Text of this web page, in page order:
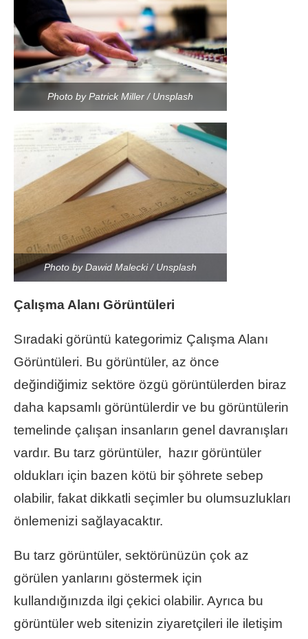
Photo by Patrick Miller / Unsplash
Photo by Dawid Malecki / Unsplash
Çalışma Alanı Görüntüleri
Sıradaki görüntü kategorimiz Çalışma Alanı
Görüntüleri. Bu görüntüler, az önce
değindiğimiz sektöre özgü görüntülerden biraz
daha kapsamlı görüntülerdir ve bu görüntülerin
temelinde çalışan insanların genel davranışları
vardır. Bu tarz görüntüler, hazır görüntüler
oldukları için bazen kötü bir şöhrete sebep
olabilir, fakat dikkatli seçimler bu olumsuzlukları
önlemenizi sağlayacaktır.
Bu tarz görüntüler, sektörünüzün çok az
görülen yanlarını göstermek için
kullandığınızda ilgi çekici olabilir. Ayrıca bu
görüntüler web sitenizin ziyaretçileri ile iletişim